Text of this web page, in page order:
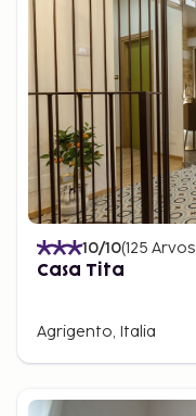
10/10(125
Casa Tita
Agrigento, Italia